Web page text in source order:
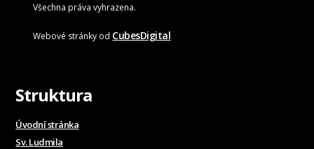
Všechna práva vyhrazena.
Webové stránky od CubesDigital
Struktura
Úvodní stránka
Sv. Ludmila